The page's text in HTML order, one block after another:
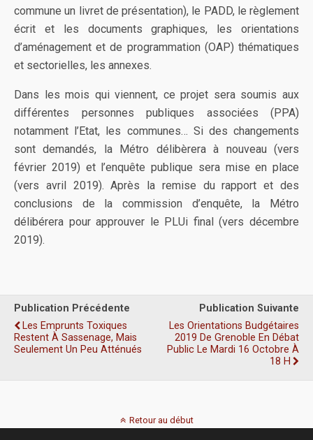
commune un livret de présentation), le PADD, le règlement
écrit et les documents graphiques, les orientations
d’aménagement et de programmation (OAP) thématiques
et sectorielles, les annexes.
Dans les mois qui viennent, ce projet sera soumis aux
différentes personnes publiques associées (PPA)
notamment l’Etat, les communes… Si des changements
sont demandés, la Métro délibèrera à nouveau (vers
février 2019) et l’enquête publique sera mise en place
(vers avril 2019). Après la remise du rapport et des
conclusions de la commission d’enquête, la Métro
délibérera pour approuver le PLUi final (vers décembre
2019).
Publication Précédente
Les Emprunts Toxiques
Restent À Sassenage, Mais
Seulement Un Peu Atténués
Publication Suivante
Les Orientations Budgétaires
2019 De Grenoble En Débat
Public Le Mardi 16 Octobre À
18 H
Retour au début